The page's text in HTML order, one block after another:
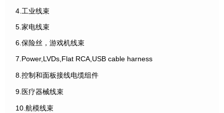
4.工业线束
5.家电线束
6.保险丝，游戏机线束
7.Power,LVDs,Flat RCA,USB cable harness
8.控制和面板接线电缆组件
9.医疗器械线束
10.航模线束